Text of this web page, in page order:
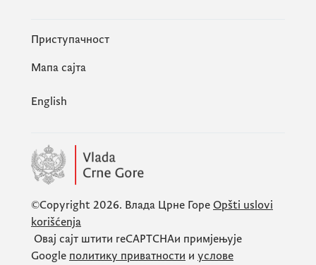
Приступачност
Мапа сајта
English
©Copyright 2026. Влада Црне Горе Opšti uslovi
korišćenja
Овај сајт штити reCAPTCHAи примјењује
Google политику приватности и услове